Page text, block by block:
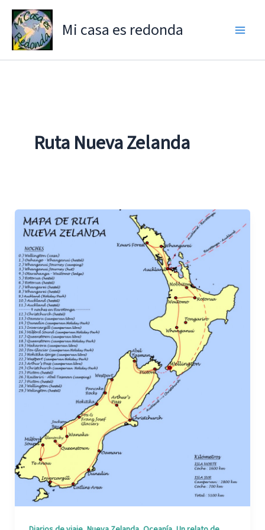
contenido
Mi casa es redonda
Ruta Nueva Zelanda